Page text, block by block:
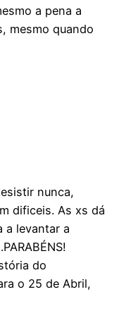
a pena a
mesmo quando
nunca,
dificeis. As xs dá
a levantar a
do
o 25 de Abril,